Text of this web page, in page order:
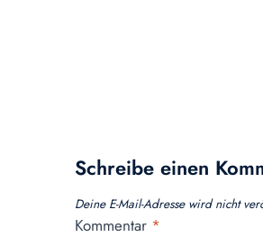
Schreibe einen
Deine E-Mail-Adresse wird nicht
Kommentar *